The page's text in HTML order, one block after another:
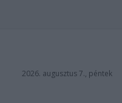
2026. augusztus 7., péntek